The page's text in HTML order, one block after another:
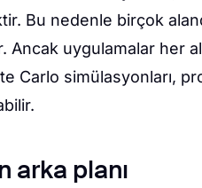
Bu nedenle birçok
Ancak uygulamalar her
Carlo simülasyonları,
arka planı